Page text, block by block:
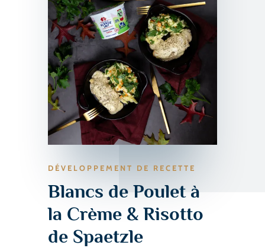
DÉVELOPPEMENT DE RECETTE
Blancs de Poulet à
la Crème & Risotto
de Spaetzle